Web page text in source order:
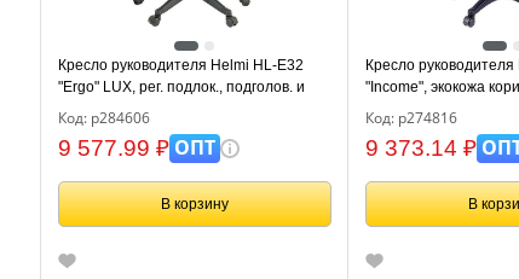
Кресло руководителя Helmi HL-E32
"Ergo" LUX, рег. подлок., подголов. и
пояс. упор, ткань черная
Код: р284606
9 577.99 ₽ОПТ
В корзину
Кресло
"Income", экокожа
Код: р274816
9 373.14 ₽
В